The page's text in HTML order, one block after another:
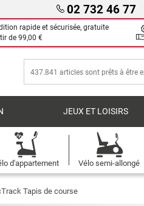
02 732 46 77
rapide et sécurisée, gratuite
de 99,00 €
JEUX ET LOISIRS
d'appartement Vélo semi-allongé
Tapis de course